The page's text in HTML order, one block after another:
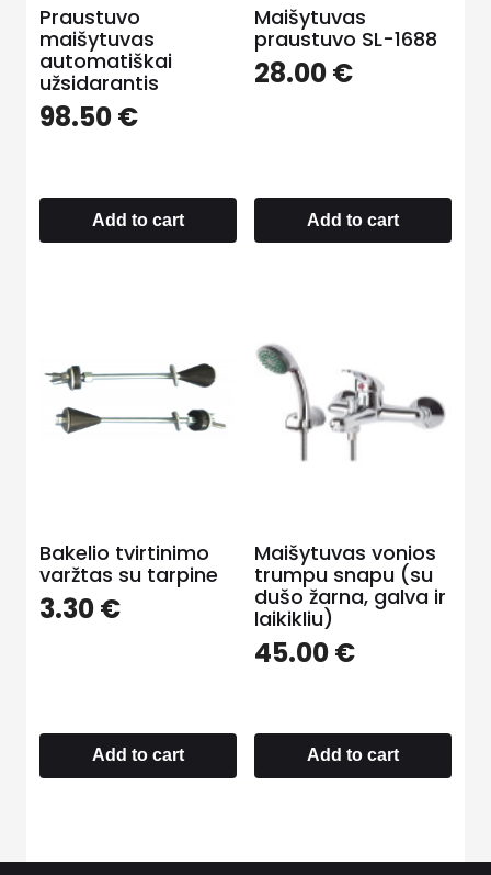
Praustuvo
maišytuvas
automatiškai
užsidarantis
98.50€
Add to cart
Maišytuvas
praustuvo SL-1688
28.00€
Add to cart
Bakelio tvirtinimo
varžtas su tarpine
3.30€
Add to cart
Maišytuvas vonios
trumpu snapu (su
dušo žarna, galva ir
laikikliu)
45.00€
Add to cart